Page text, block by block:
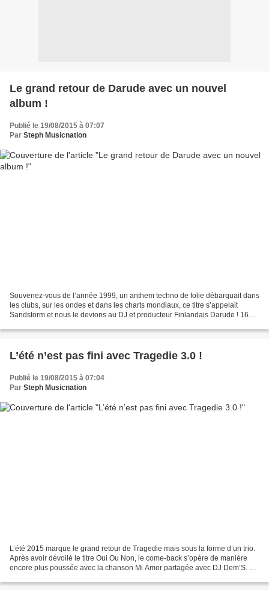
Le grand retour de Darude avec un nouvel
album !
Publié le 19/08/2015 à 07:07
Par Steph Musicnation
Souvenez-vous de l’année 1999, un anthem techno de folie débarquait dans
les clubs, sur les ondes et dans les charts mondiaux, ce titre s’appelait
Sandstorm et nous le devions au DJ et producteur Finlandais Darude ! 16
L’été n’est pas fini avec Tragedie 3.0 !
Publié le 19/08/2015 à 07:04
Par Steph Musicnation
L’été 2015 marque le grand retour de Tragedie mais sous la forme d’un trio.
Après avoir dévoilé le titre Oui Ou Non, le come-back s’opère de manière
encore plus poussée avec la chanson Mi Amor partagée avec DJ Dem’S. Si